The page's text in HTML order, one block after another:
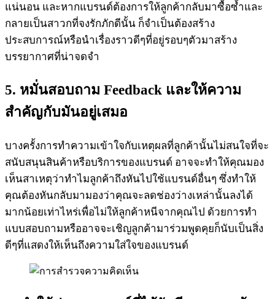
แน่นอน และหากแบรนด์ต้องการให้ลูกค้ากลับมาซื้อซ้ำและ
กลายเป็นสาวกที่จงรักภักดีนั้น ก็จำเป็นต้องสร้าง
ประสบการณ์หรือนำเรื่องราวดีๆที่อยู่รอบๆตัวมาสร้าง
บรรยากาศที่น่าจดจำ
5. หมั่นสอบถาม Feedback และให้ความ
สำคัญกับมันอยู่เสมอ
บางครั้งการทำความเข้าใจกับเหตุผลที่ลูกค้านั้นไม่สนใจที่จะ
สนับสนุนสินค้าหรือบริการของแบรนด์ อาจจะทำให้คุณมอง
เห็นสาเหตุว่าทำไมลูกค้าถึงหันไปใช้แบรนด์อื่นๆ ซึ่งทำให้
คุณต้องหันกลับมามองว่าคุณจะลดช่องว่างเหล่านั้นลงได้
มากน้อยเท่าไหร่เพื่อไม่ให้ลูกค้าหนีจากคุณไป ด้วยการทำ
แบบสอบถามหรืออาจจะเชิญลูกค้ามาร่วมพูดคุยก็นับเป็นสิ่ง
ดีๆที่แสดงให้เห็นถึงความใส่ใจของแบรนด์